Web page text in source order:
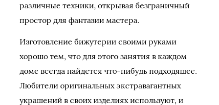
различные техники, открывая безграничный
простор для фантазии мастера.
Изготовление бижутерии своими руками
хорошо тем, что для этого занятия в каждом
доме всегда найдется что-нибудь подходящее.
Любители оригинальных экстравагантных
украшений в своих изделиях используют, и